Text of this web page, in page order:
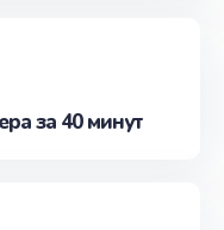
за 40 минут